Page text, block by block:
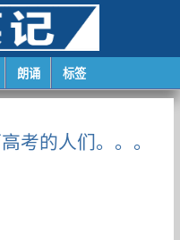
朗诵 标签
考的人们。。。